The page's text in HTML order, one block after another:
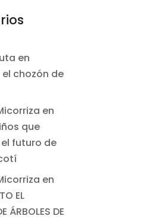
en
chozón de
en
que
futuro de
en
EL
ÁRBOLES DE